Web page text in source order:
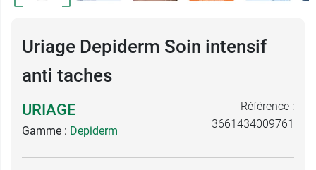
Uriage Depiderm Soin intensif
anti taches
URIAGE
Gamme : Depiderm
Référence :
3661434009761